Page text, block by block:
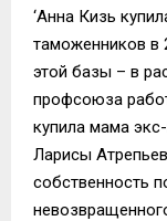
‘Анна Кизь
таможенников в
этой базы – в
профсоюза
купила мама
Ларисы
собственность